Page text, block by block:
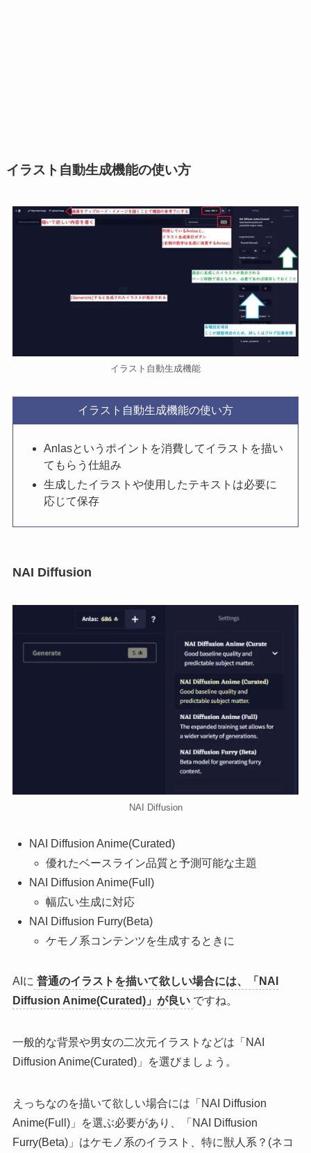
イラスト自動生成機能の使い方
イラスト自動生成機能
イラスト自動生成機能の使い方
Anlasというポイントを消費してイラストを描い
てもらう仕組み
生成したイラストや使用したテキストは必要に
応じて保存
NAI Diffusion
NAI Diffusion
NAI Diffusion Anime(Curated)
優れたベースライン品質と予測可能な主題
NAI Diffusion Anime(Full)
幅広い生成に対応
NAI Diffusion Furry(Beta)
ケモノ系コンテンツを生成するときに
AIに 普通のイラストを描いて欲しい場合には、「NAI
Diffusion Anime(Curated)」が良い ですね。
一般的な背景や男女の二次元イラストなどは「NAI
Diffusion Anime(Curated)」を選びましょう。
えっちなのを描いて欲しい場合には「NAI Diffusion
Anime(Full)」を選ぶ必要があり、「NAI Diffusion
Furry(Beta)」はケモノ系のイラスト、特に獣人系？(ネコ